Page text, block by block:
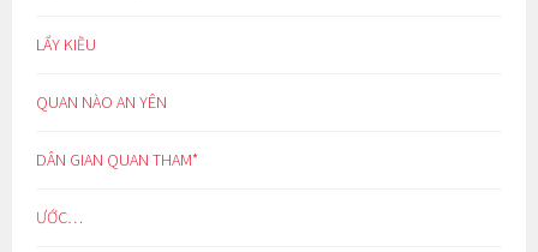
LẨY KIỀU
QUAN NÀO AN YÊN
DÂN GIAN QUAN THAM*
ƯỚC…